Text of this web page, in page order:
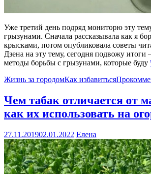
Уже третий день подряд мониторю эту
грызунами. Сначала рассказывала как я
крысками, потом опубликовала советы
Дзена на эту тему, сегодня подвожу
методы борьбы с грызунами, которые буду
Жизнь за городомКак избавиться
Чем табак отличается от
как их использовать на
27.11.201902.01.2022 Елена